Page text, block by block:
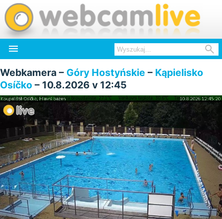
 
Webkamera – Góry Hostyńskie – Kąpielisko
Osíčko – 10.8.2026 v 12:45